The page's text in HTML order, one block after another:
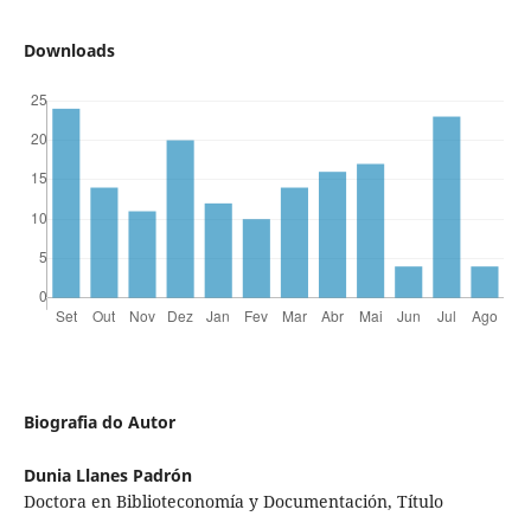
Downloads
Biografia do Autor
Dunia Llanes Padrón
Doctora en Biblioteconomía y Documentación, Título